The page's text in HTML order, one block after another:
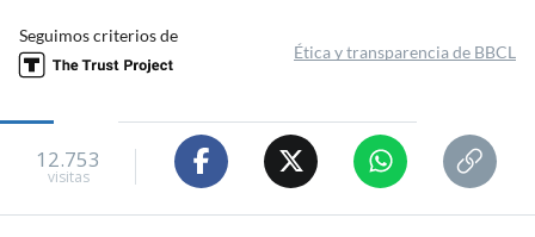
Seguimos criterios de
Ética y transparencia de BBCL
12.753
visitas